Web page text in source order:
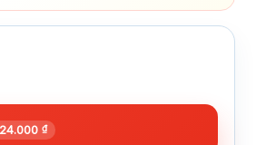
24.000 ₫